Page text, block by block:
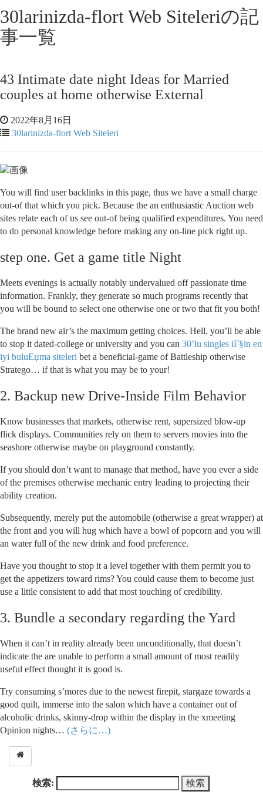
30larinizda-flort Web Siteleriの記
事一覧
43 Intimate date night Ideas for Married
couples at home otherwise External
2022年8月16日
30larinizda-flort Web Siteleri
You will find user backlinks in this page, thus we have a small charge
out-of that which you pick. Because the an enthusiastic Auction web
sites relate each of us see out-of being qualified expenditures. You need
to do personal knowledge before making any on-line pick right up.
step one. Get a game title Night
Meets evenings is actually notably undervalued off passionate time
information. Frankly, they generate so much programs recently that
you will be bound to select one otherwise one or two that fit you both!
The brand new air’s the maximum getting choices. Hell, you’ll be able
to stop it dated-college or university and you can 30’lu singles iГ§in en
iyi buluЕџma siteleri bet a beneficial-game of Battleship otherwise
Stratego… if that is what you may be to your!
2. Backup new Drive-Inside Film Behavior
Know businesses that markets, otherwise rent, supersized blow-up
flick displays. Communities rely on them to servers movies into the
seashore otherwise maybe on playground constantly.
If you should don’t want to manage that method, have you ever a side
of the premises otherwise mechanic entry leading to projecting their
ability creation.
Subsequently, merely put the automobile (otherwise a great wrapper) at
the front and you will hug which have a bowl of popcorn and you will
an water full of the new drink and food preference.
Have you thought to stop it a level together with them permit you to
get the appetizers toward rims? You could cause them to become just
use a little consistent to add that most touching of credibility.
3. Bundle a secondary regarding the Yard
When it can’t in reality already been unconditionally, that doesn’t
indicate the are unable to perform a small amount of most readily
useful effect thought it is good is.
Try consuming s’mores due to the newest firepit, stargaze towards a
good quilt, immerse into the salon which have a container out of
alcoholic drinks, skinny-drop within the display in the xmeeting
Opinion nights… (さらに…)
検索: